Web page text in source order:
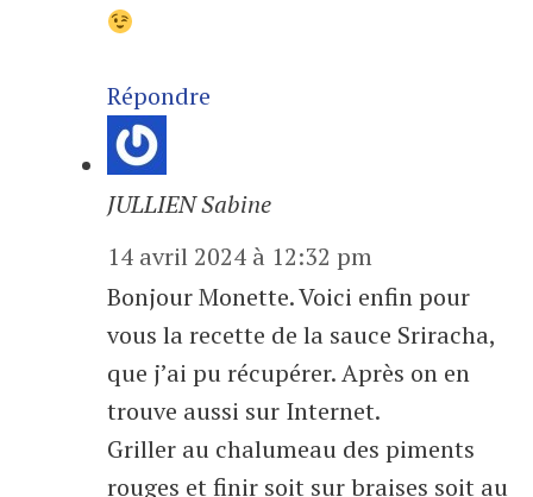
Répondre
JULLIEN Sabine
14 avril 2024 à 12:32 pm
Bonjour Monette. Voici enfin pour
vous la recette de la sauce Sriracha,
que j’ai pu récupérer. Après on en
trouve aussi sur Internet.
Griller au chalumeau des piments
rouges et finir soit sur braises soit au